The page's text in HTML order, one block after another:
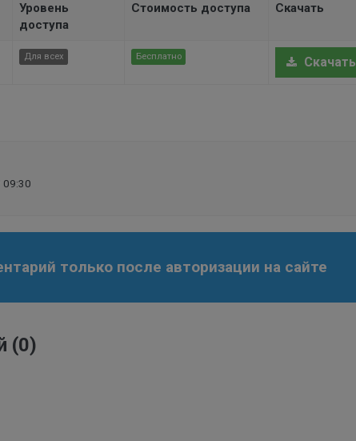
Уровень
доступа
Стоимость доступа Скачать
Для всех Бесплатно Скачать
09:30
только после авторизации на сайте
(0)